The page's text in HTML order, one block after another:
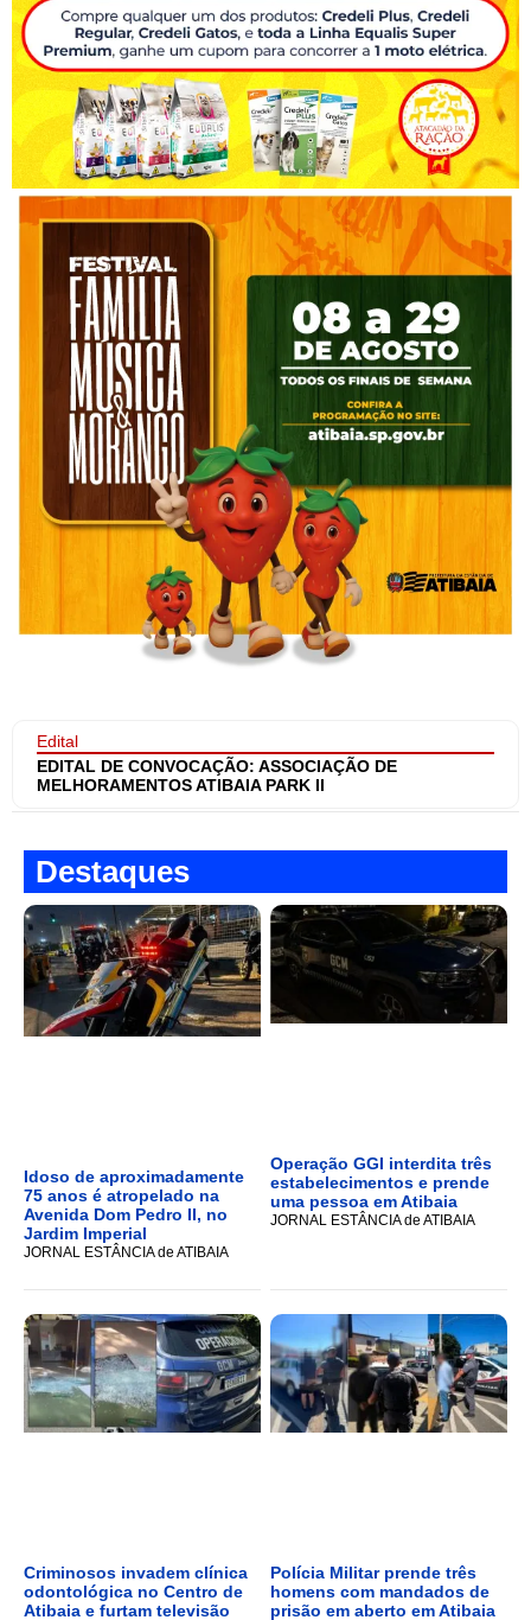
Edital
EDITAL DE CONVOCAÇÃO: ASSOCIAÇÃO DE
MELHORAMENTOS ATIBAIA PARK II
Destaques
Idoso de aproximadamente
75 anos é atropelado na
Avenida Dom Pedro II, no
Jardim Imperial
JORNAL ESTÂNCIA de ATIBAIA
Operação GGI interdita três
estabelecimentos e prende
uma pessoa em Atibaia
JORNAL ESTÂNCIA de ATIBAIA
Criminosos invadem clínica
odontológica no Centro de
Atibaia e furtam televisão
Polícia Militar prende três
homens com mandados de
prisão em aberto em Atibaia